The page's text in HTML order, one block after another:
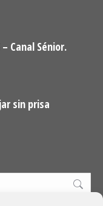
Canal Sénior.
sin prisa